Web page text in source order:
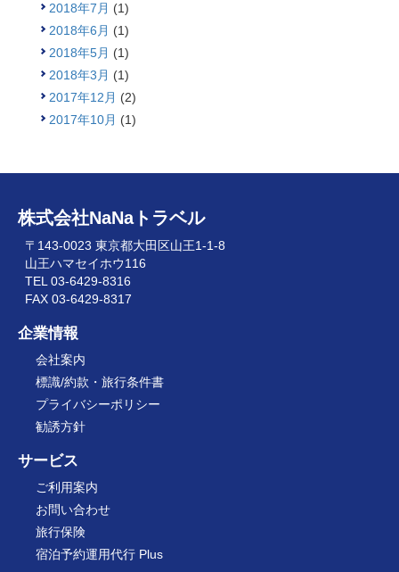
2018年7月 (1)
2018年6月 (1)
2018年5月 (1)
2018年3月 (1)
2017年12月 (2)
2017年10月 (1)
株式会社NaNaトラベル
〒143-0023 東京都大田区山王1-1-8
山王ハマセイホウ116
TEL 03-6429-8316
FAX 03-6429-8317
企業情報
会社案内
標識/約款・旅行条件書
プライバシーポリシー
勧誘方針
サービス
ご利用案内
お問い合わせ
旅行保険
宿泊予約運用代行 Plus